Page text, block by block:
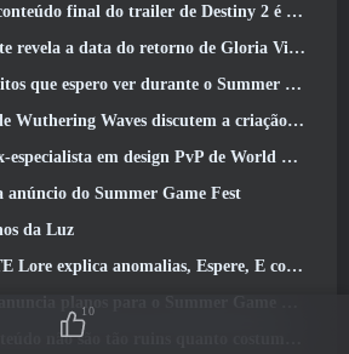
final do trailer de Destiny 2 é um grito de guerra
do retorno de Gloria Victis, Será que sobreviverá na segunda vez?
espero ver durante o Summer Game Fest
discutem a criação da sequência de batalha Lahai-Roi Mech
PvP de World Of Warcraft, Junta-se à equipe MMO de League Of Legends
anúncio do Summer Game Fest
da Luz
Espere, E como uma organização ‘secreta’ rastreia tudo
não são tão ruins quanto costumavam ser
10